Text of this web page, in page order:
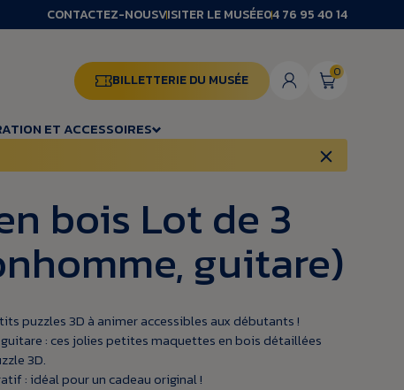
CONTACTEZ-NOUSVISITER LE MUSÉE04 76 95 40 14
BILLETTERIE DU MUSÉE 0
ET ACCESSOIRES
bois Lot de 3
guitare)
puzzles 3D à animer accessibles aux débutants !
: ces jolies petites maquettes en bois détaillées
3D.
: idéal pour un cadeau original !